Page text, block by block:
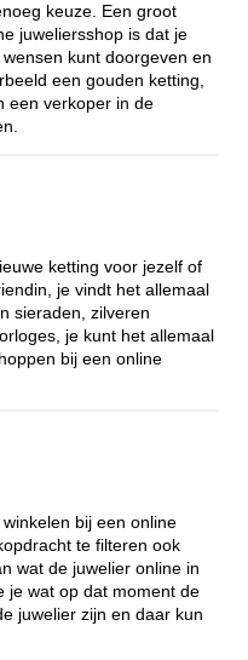
keuze. Een groot
juweliersshop is dat je
kunt doorgeven en
een gouden ketting,
een verkoper in de
ketting voor jezelf of
je vindt het allemaal
sieraden, zilveren
je kunt het allemaal
bij een online
bij een online
te filteren ook
wat de juwelier online in
je wat op dat moment de
juwelier zijn en daar kun